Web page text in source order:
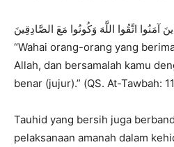
آمَنُوا اتَّقُوا اللَّهَ وَكُونُوا مَعَ الصَّادِقِينَ
“Wahai orang-orang yang
Allah, dan bersamalah kamu
benar (jujur).” (QS. At-Tawbah:
Tauhid yang bersih juga
pelaksanaan amanah dalam